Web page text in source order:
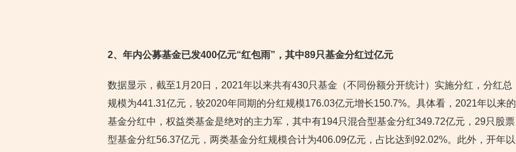
2、年内公募基金已发400亿元“红包雨”，其中89只基金分红过亿元
数据显示，截至1月20日，2021年以来共有430只基金（不同份额分开统计）实施分红，分红总
规模为441.31亿元，较2020年同期的分红规模176.03亿元增长150.7%。具体看，2021年以来的
基金分红中，权益类基金是绝对的主力军，其中有194只混合型基金分红349.72亿元，29只股票
型基金分红56.37亿元，两类基金分红规模合计为406.09亿元，占比达到92.02%。此外，开年以